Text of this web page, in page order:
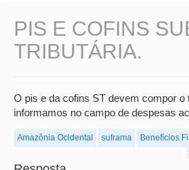
PIS E COFINS
TRIBUTÁRIA.
O pis e da cofins ST devem compor o
informamos no campo de despesas
Amazônia Ocidental suframa
Benefícios